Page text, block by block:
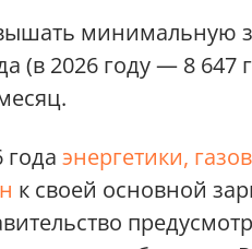
минимальную
(в 2026 году — 8 647
года энергетики,
к своей основной